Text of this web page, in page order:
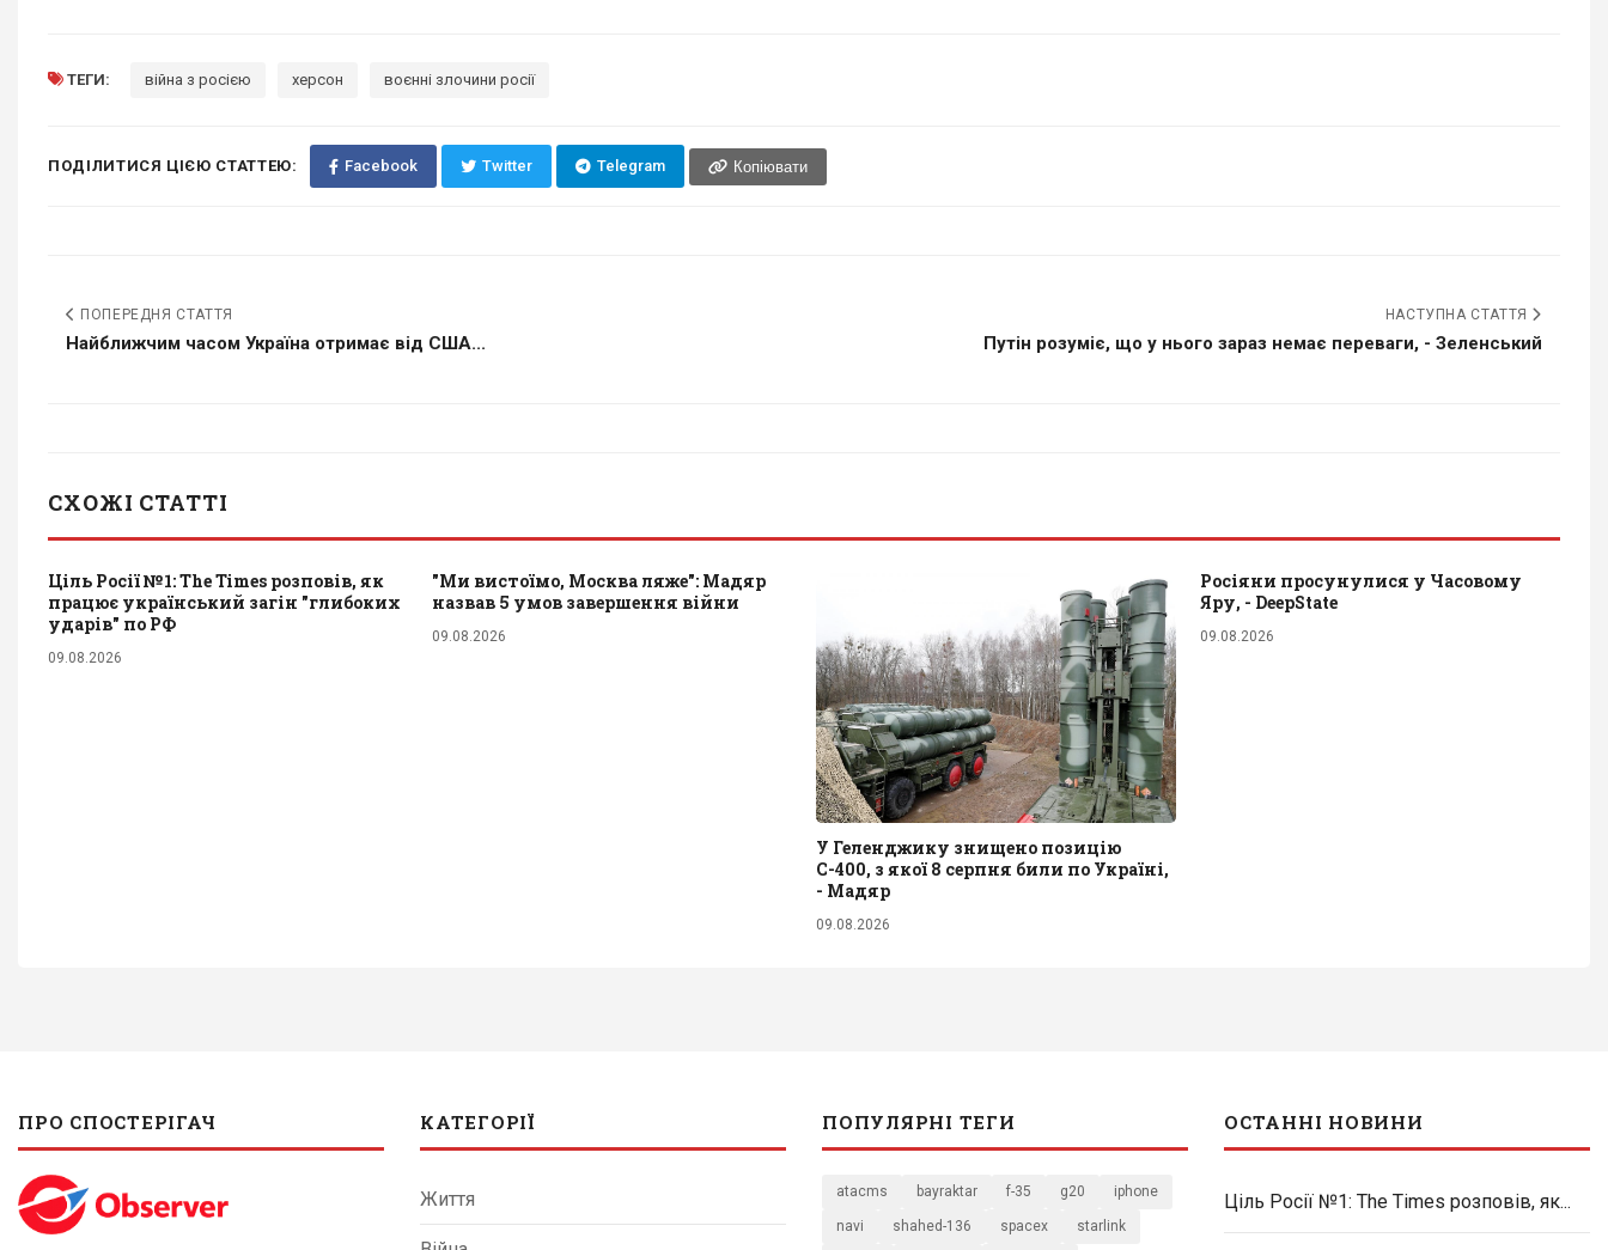
ТЕГИ: війна з росією херсон воєнні злочини росії
ПОДІЛИТИСЯ ЦІЄЮ СТАТТЕЮ: Facebook Twitter Telegram Копіювати
ПОПЕРЕДНЯ СТАТТЯ
Найближчим часом Україна отримає від США...
НАСТУПНА СТАТТЯ
Путін розуміє, що у нього зараз немає переваги, - Зеленський
СХОЖІ СТАТТІ
Ціль Росії №1: The Times розповів, як
працює український загін "глибоких
ударів" по РФ
09.08.2026
"Ми вистоїмо, Москва ляже": Мадяр
назвав 5 умов завершення війни
09.08.2026
У Геленджику знищено позицію
С-400, з якої 8 серпня били по Україні,
- Мадяр
09.08.2026
Росіяни просунулися у Часовому
Яру, - DeepState
09.08.2026
ПРО СПОСТЕРІГАЧ КАТЕГОРІЇ
Життя
ПОПУЛЯРНІ ТЕГИ
atacms bayraktar f-35 g20 iphone
navi shahed-136 spacex starlink
ОСТАННІ НОВИНИ
Ціль Росії №1: The Times розповів, як...